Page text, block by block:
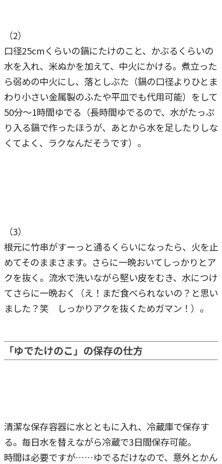
（2）
口径25cmくらいの鍋にたけのこと、かぶるくらいの
水を入れ、米ぬかを加えて、中火にかける。煮立った
ら弱めの中火にし、落としぶた（鍋の口径よりひとま
わり小さい金属製のふたや平皿でも代用可能）をして
50分～1時間ゆでる（長時間ゆでるので、水がたっぷ
り入る鍋で作ったほうが、あとから水を足したりしな
くてよく、ラクなんだそうです）。
（3）
根元に竹串がすーっと通るくらいになったら、火を止
めてそのままさます。さらに一晩おいてしっかりとア
クを抜く。流水で洗いながら堅い皮をむき、水につけ
てさらに一晩おく（え！まだ食べられないの？と思い
ました？笑 しっかりアクを抜くためガマン！）。
「ゆでたけのこ」の保存の仕方
清潔な保存容器に水とともに入れ、冷蔵庫で保存す
る。毎日水を替えながら冷蔵で3日間保存可能。
時間は必要ですが……ゆでるだけなので、意外とかん